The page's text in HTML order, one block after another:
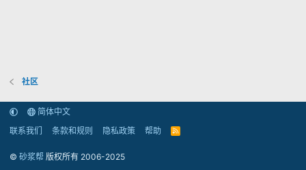
社区
简体中文
联系我们
条款和规则 隐私政策 帮助
R
© 砂浆帮 版权所有 2006-2025